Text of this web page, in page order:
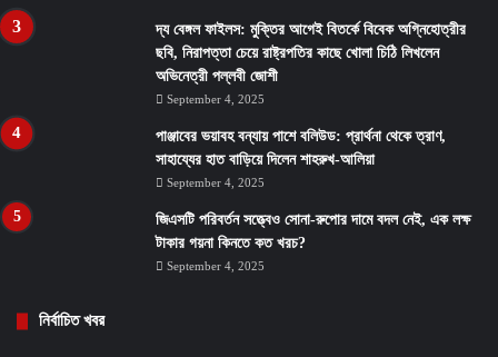
দ্য বেঙ্গল ফাইলস: মুক্তির আগেই বিতর্কে বিবেক অগ্নিহোত্রীর
ছবি, নিরাপত্তা চেয়ে রাষ্ট্রপতির কাছে খোলা চিঠি লিখলেন
অভিনেত্রী পল্লবী জোশী
September 4, 2025
পাঞ্জাবের ভয়াবহ বন্যায় পাশে বলিউড: প্রার্থনা থেকে ত্রাণ,
সাহায্যের হাত বাড়িয়ে দিলেন শাহরুখ-আলিয়া
September 4, 2025
জিএসটি পরিবর্তন সত্ত্বেও সোনা-রুপোর দামে বদল নেই, এক লক্ষ
টাকার গয়না কিনতে কত খরচ?
September 4, 2025
নির্বাচিত খবর